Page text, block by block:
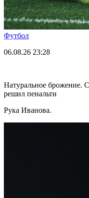
Футбол
06.08.26 23:28
Натуральное брожение.
решил пенальти
Рука Иванова.